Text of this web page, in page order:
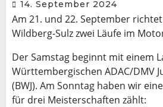
14. September 2024
Am 21. und 22. September richtet
Wildberg-Sulz zwei Läufe im
Der Samstag beginnt mit einem
Württembergischen ADAC/DMV
(BWJ). Am Sonntag haben wir
für drei Meisterschaften zählt: